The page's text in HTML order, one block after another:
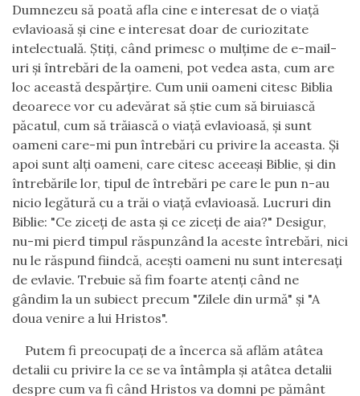
Dumnezeu să poată afla cine e interesat de o viaţă
evlavioasă şi cine e interesat doar de curiozitate
intelectuală. Ştiţi, când primesc o mulţime de e-mail-
uri şi întrebări de la oameni, pot vedea asta, cum are
loc această despărţire. Cum unii oameni citesc Biblia
deoarece vor cu adevărat să ştie cum să biruiască
păcatul, cum să trăiască o viaţă evlavioasă, şi sunt
oameni care-mi pun întrebări cu privire la aceasta. Şi
apoi sunt alţi oameni, care citesc aceeaşi Biblie, şi din
întrebările lor, tipul de întrebări pe care le pun n-au
nicio legătură cu a trăi o viaţă evlavioasă. Lucruri din
Biblie: "Ce ziceţi de asta şi ce ziceţi de aia?" Desigur,
nu-mi pierd timpul răspunzând la aceste întrebări, nici
nu le răspund fiindcă, aceşti oameni nu sunt interesaţi
de evlavie. Trebuie să fim foarte atenţi când ne
gândim la un subiect precum "Zilele din urmă" şi "A
doua venire a lui Hristos".
Putem fi preocupaţi de a încerca să aflăm atâtea
detalii cu privire la ce se va întâmpla şi atâtea detalii
despre cum va fi când Hristos va domni pe pământ